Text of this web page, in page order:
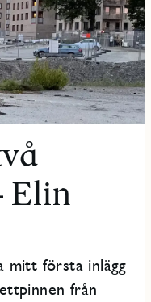
Elin
första inlägg
från